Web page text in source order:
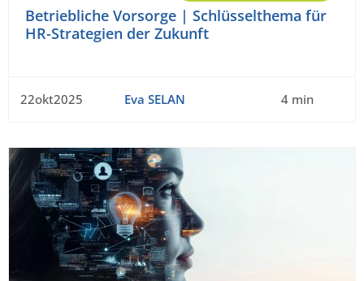
Betriebliche Vorsorge | Schlüsselthema für
HR-Strategien der Zukunft
22okt2025 Eva SELAN 4 min